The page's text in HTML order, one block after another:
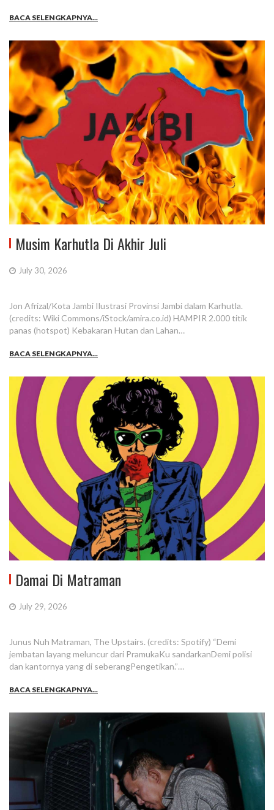
BACA SELENGKAPNYA...
Musim Karhutla Di Akhir Juli
July 30, 2026
Jon Afrizal/Kota Jambi Ilustrasi Provinsi Jambi dalam Karhutla.
(credits: Wiki Commons/iStock/amira.co.id) HAMPIR 2.000 titik
panas (hotspot) Kebakaran Hutan dan Lahan…
BACA SELENGKAPNYA...
Damai Di Matraman
July 29, 2026
Junus Nuh Matraman, The Upstairs. (credits: Spotify) “Demi
jembatan layang meluncur dari PramukaKu sandarkanDemi polisi
dan kantornya yang di seberangPengetikan.”…
BACA SELENGKAPNYA...